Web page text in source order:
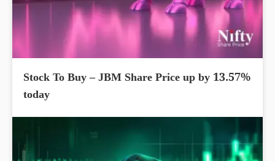
Stock To Buy – JBM Share Price up by 13.57%
today